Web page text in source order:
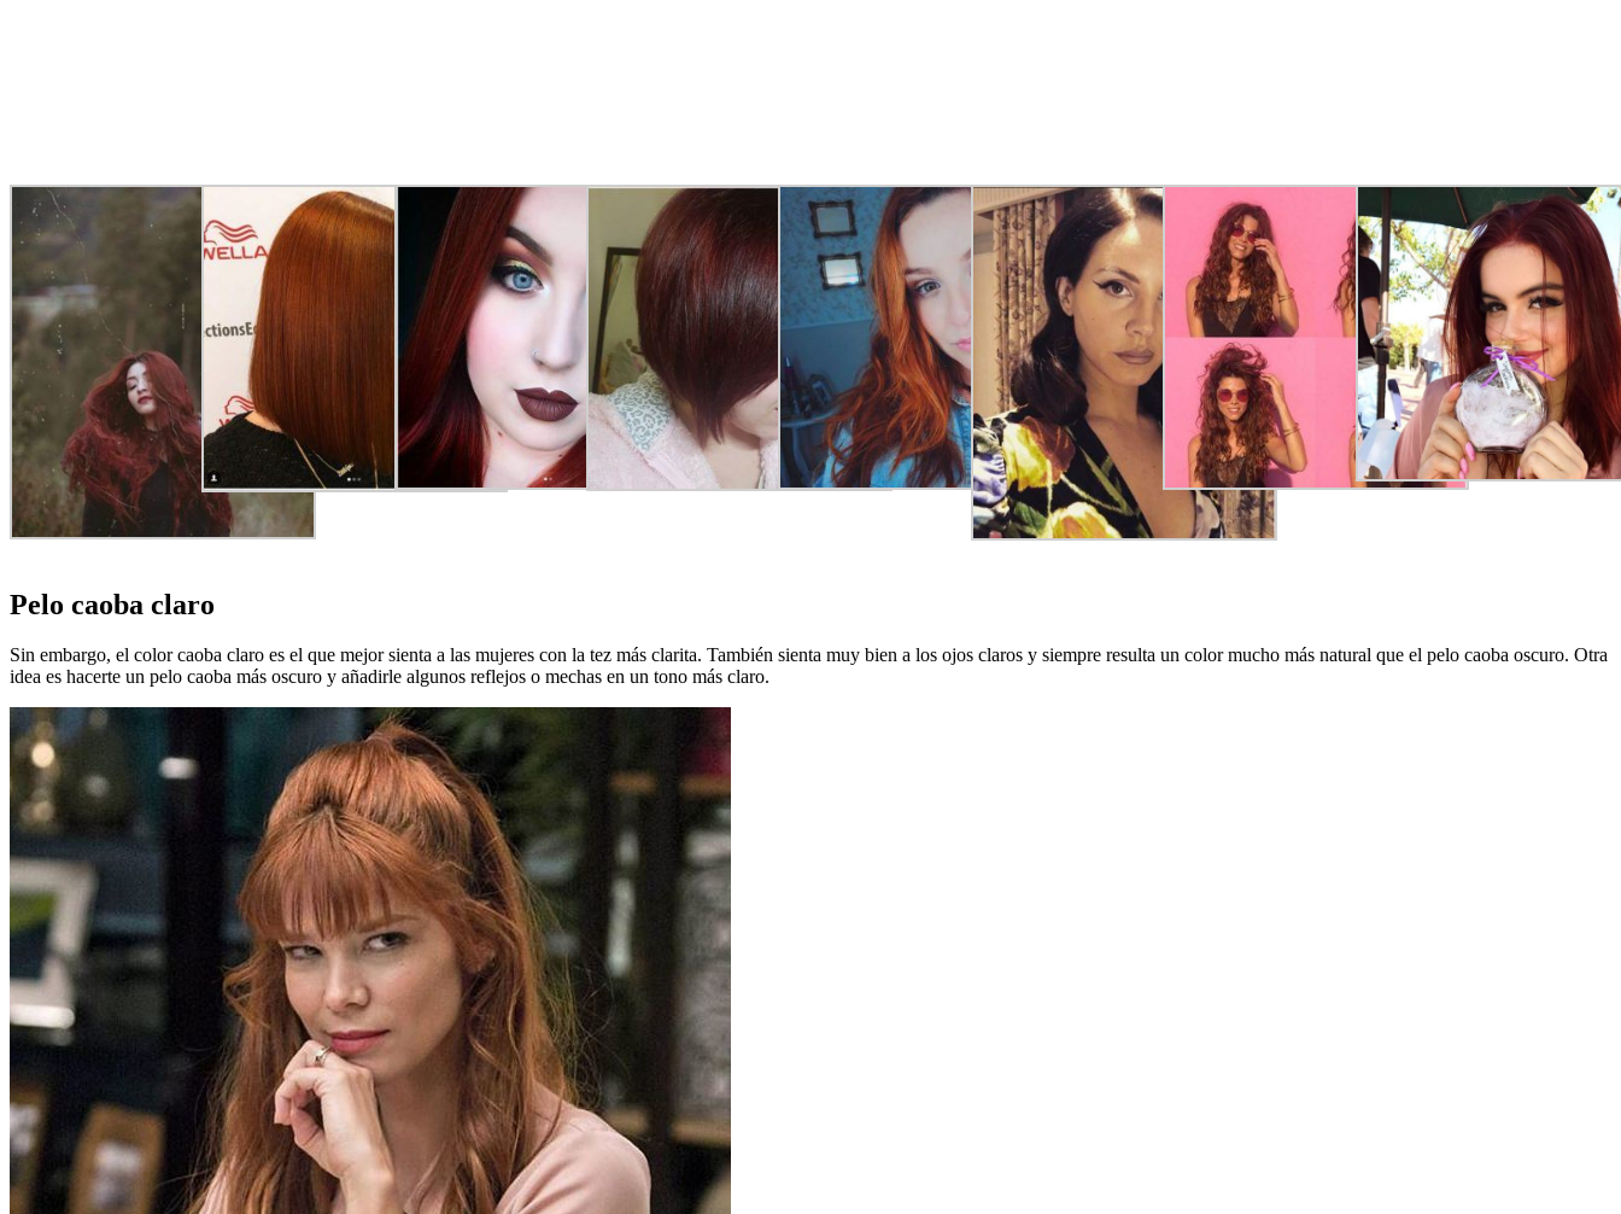
Pelo caoba claro
Sin embargo, el color caoba claro es el que mejor sienta a las mujeres con la tez más clarita. También sienta muy bien a los ojos claros y siempre resulta un color mucho más natural que el pelo caoba oscuro. Otra
idea es hacerte un pelo caoba más oscuro y añadirle algunos reflejos o mechas en un tono más claro.